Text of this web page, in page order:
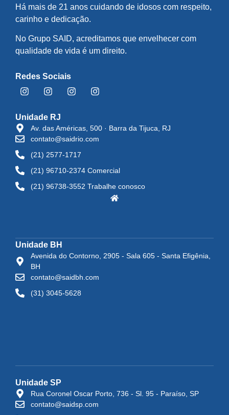
Há mais de 21 anos cuidando de idosos com respeito,
carinho e dedicação.
No Grupo SAID, acreditamos que envelhecer com
qualidade de vida é um direito.
Redes Sociais
Unidade RJ
Av. das Américas, 500 · Barra da Tijuca, RJ
contato@saidrio.com
(21) 2577-1717
(21) 96710-2374 Comercial
(21) 96738-3552 Trabalhe conosco
Unidade BH
Avenida do Contorno, 2905 - Sala 605 - Santa Efigênia,
BH
contato@saidbh.com
(31) 3045-5628
Unidade SP
Rua Coronel Oscar Porto, 736 - Sl. 95 - Paraíso, SP
contato@saidsp.com